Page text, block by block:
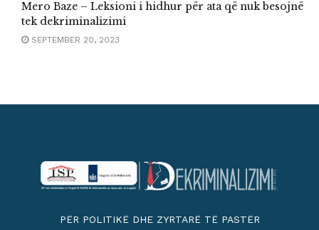
Mero Baze – Leksioni i hidhur për ata që nuk besojnë
tek dekriminalizimi
SEPTEMBER 20, 2023
PËR POLITIKË DHE ZYRTARË TË PASTËR